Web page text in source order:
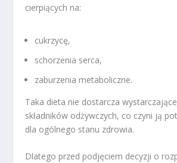
cierpiących na:
cukrzycę,
schorzenia serca,
zaburzenia metaboliczne.
Taka dieta nie dostarcza
składników odżywczych, co czyni ją
dla ogólnego stanu zdrowia.
Dlatego przed podjęciem decyzji o